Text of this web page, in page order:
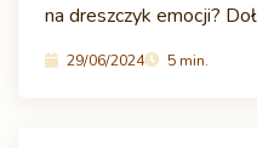
na dreszczyk emocji?
29/06/2024 5 min.